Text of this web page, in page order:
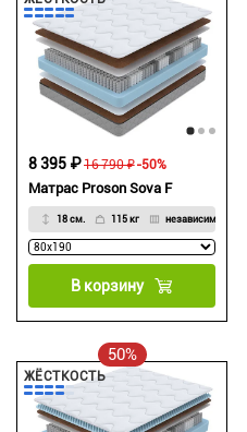
Матрас Proson Sova F
18 см. 115 кг независимый
16 790 ₽
8 395 ₽ -50%
В корзину
50%
ЖЁСТКОСТЬ